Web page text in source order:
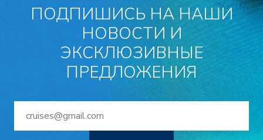
ПОДПИШИСЬ НА НАШИ
НОВОСТИ И
ЭКСКЛЮЗИВНЫЕ
ПРЕДЛОЖЕНИЯ